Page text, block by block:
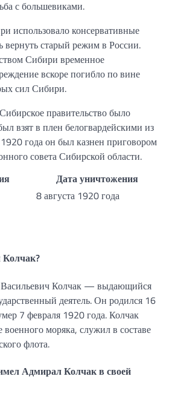
с большевиками.
использовало консервативные
вернуть старый режим в России.
Сибири временное
вскоре погибло по вине
сил Сибири.
правительство было
взят в плен белогвардейскими из
года он был казнен приговором
совета Сибирской области.
Дата уничтожения
8 августа 1920 года
Колчак — выдающийся
деятель. Он родился 16
7 февраля 1920 года. Колчак
военного моряка, служил в составе
флота.
Адмирал Колчак в своей